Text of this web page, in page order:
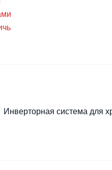
Инверторная система для